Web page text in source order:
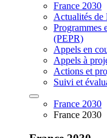
France 2030
Actualités de
Programmes
(PEPR)
Appels en
Appels à
Actions et
Suivi et
France 2030
France 2030